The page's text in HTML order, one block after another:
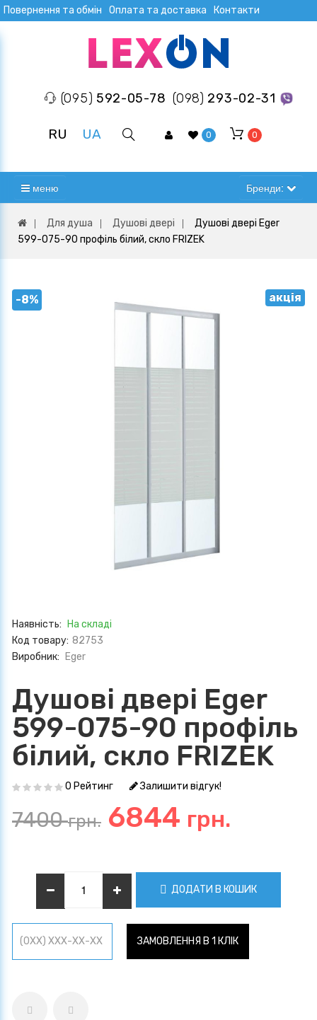
Повернення та обмін Оплата та доставка Контакти
(095) 592-05-78 (098) 293-02-31
RU UA 0 0
меню Бренди:
Для душа Душові двері
Душові двері Eger
599-075-90 профіль білий, скло FRIZEK
-8% акція
Наявність:
На складі
Код товару: 82753
Виробник:
Eger
Душові двері Eger
599-075-90 профіль
білий, скло FRIZEK
0 Рейтинг Залишити відгук!
7400грн. 6844 грн.
ДОДАТИ В КОШИК
ЗАМОВЛЕННЯ В 1 КЛІК